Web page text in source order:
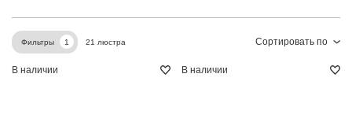
Сортировать по
Фильтры 1 21 люстра
В наличии В наличии